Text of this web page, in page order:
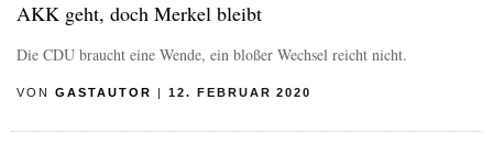
AKK geht, doch Merkel bleibt
Die CDU braucht eine Wende, ein bloßer Wechsel reicht nicht.
VON GASTAUTOR 12. FEBRUAR 2020